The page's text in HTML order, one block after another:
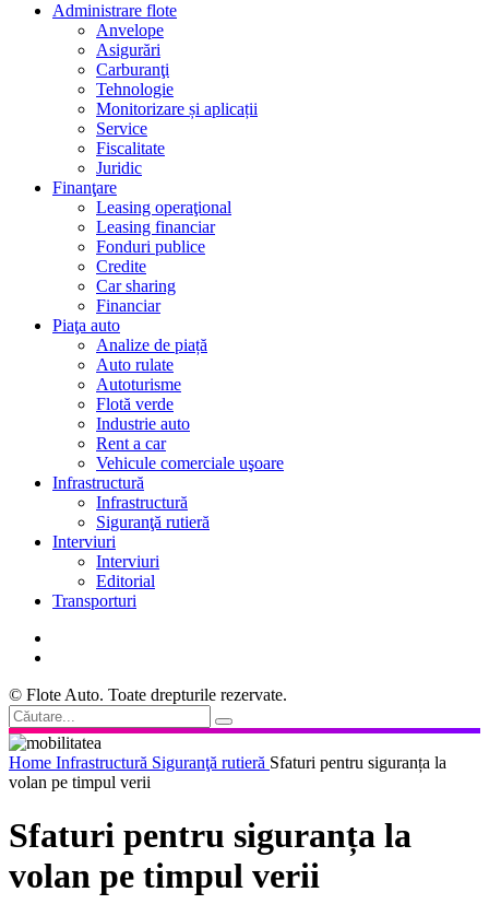
Administrare flote
Anvelope
Asigurări
Carburanţi
Tehnologie
Monitorizare și aplicații
Service
Fiscalitate
Juridic
Finanţare
Leasing operaţional
Leasing financiar
Fonduri publice
Credite
Car sharing
Financiar
Piaţa auto
Analize de piață
Auto rulate
Autoturisme
Flotă verde
Industrie auto
Rent a car
Vehicule comerciale uşoare
Infrastructură
Infrastructură
Siguranţă rutieră
Interviuri
Interviuri
Editorial
Transporturi
© Flote Auto. Toate drepturile rezervate.
Home Infrastructură Siguranţă rutieră Sfaturi pentru siguranța la
volan pe timpul verii
Sfaturi pentru siguranța la
volan pe timpul verii